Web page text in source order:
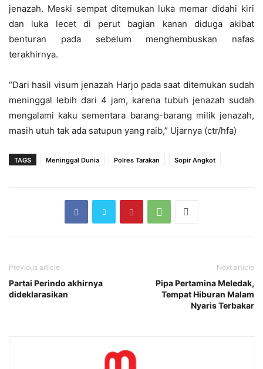
jenazah. Meski sempat ditemukan luka memar didahi kiri
dan luka lecet di perut bagian kanan diduga akibat
benturan pada sebelum menghembuskan nafas
terakhirnya.
“Dari hasil visum jenazah Harjo pada saat ditemukan sudah
meninggal lebih dari 4 jam, karena tubuh jenazah sudah
mengalami kaku sementara barang-barang milik jenazah,
masih utuh tak ada satupun yang raib,” Ujarnya (ctr/hfa)
TAGS Meninggal Dunia Polres Tarakan Sopir Angkot
Previous article
Partai Perindo akhirnya
dideklarasikan
Next article
Pipa Pertamina Meledak,
Tempat Hiburan Malam
Nyaris Terbakar